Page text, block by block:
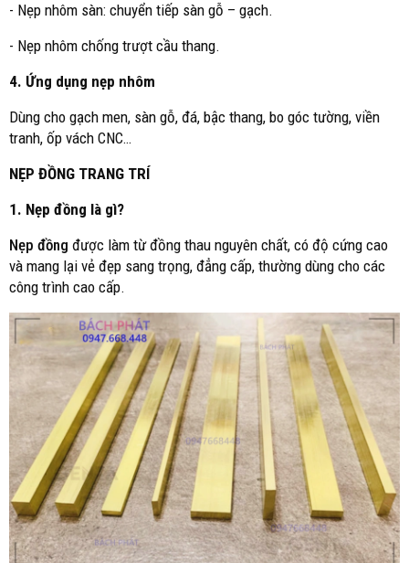
- Nẹp nhôm sàn: chuyển tiếp sàn gỗ – gạch.
- Nẹp nhôm chống trượt cầu thang.
4. Ứng dụng nẹp nhôm
Dùng cho gạch men, sàn gỗ, đá, bậc thang, bo góc tường, viền
tranh, ốp vách CNC…
NẸP ĐỒNG TRANG TRÍ
1. Nẹp đồng là gì?
Nẹp đồng được làm từ đồng thau nguyên chất, có độ cứng cao
và mang lại vẻ đẹp sang trọng, đẳng cấp, thường dùng cho các
công trình cao cấp.